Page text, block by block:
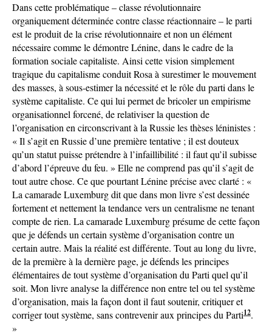
Dans cette problématique – classe révolutionnaire
organiquement déterminée contre classe réactionnaire – le parti
est le produit de la crise révolutionnaire et non un élément
nécessaire comme le démontre Lénine, dans le cadre de la
formation sociale capitaliste. Ainsi cette vision simplement
tragique du capitalisme conduit Rosa à surestimer le mouvement
des masses, à sous-estimer la nécessité et le rôle du parti dans le
système capitaliste. Ce qui lui permet de bricoler un empirisme
organisationnel forcené, de relativiser la question de
l’organisation en circonscrivant à la Russie les thèses léninistes :
« Il s’agit en Russie d’une première tentative ; il est douteux
qu’un statut puisse prétendre à l’infaillibilité : il faut qu’il subisse
d’abord l’épreuve du feu. » Elle ne comprend pas qu’il s’agit de
tout autre chose. Ce que pourtant Lénine précise avec clarté : «
La camarade Luxemburg dit que dans mon livre s’est dessinée
fortement et nettement la tendance vers un centralisme ne tenant
compte de rien. La camarade Luxemburg présume de cette façon
que je défends un certain système d’organisation contre un
certain autre. Mais la réalité est différente. Tout au long du livre,
de la première à la dernière page, je défends les principes
élémentaires de tout système d’organisation du Parti quel qu’il
soit. Mon livre analyse la différence non entre tel ou tel système
d’organisation, mais la façon dont il faut soutenir, critiquer et
corriger tout système, sans contrevenir aux principes du Parti12.
»